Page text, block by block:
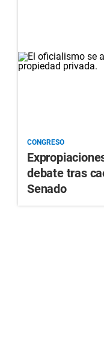
CONGRESO
debate tras
Senado